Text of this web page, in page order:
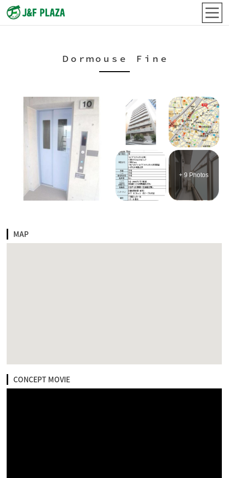
Ｄｏｒｍｏｕｓｅ Ｆｉｎｅ
+ 9 Photos
MAP
CONCEPT MOVIE